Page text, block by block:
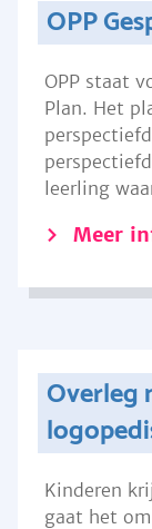
OPP
OPP staat
Plan. Het
leerling
Meer
Overleg
Kinderen
gaat het